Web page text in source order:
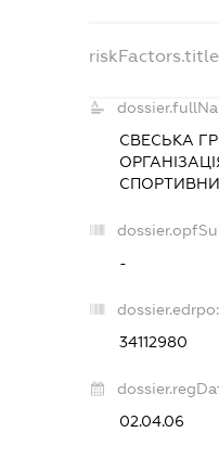
riskFactors.title
СВЕСЬКА
-
dossier.edrpo:
34112980
02.04.06